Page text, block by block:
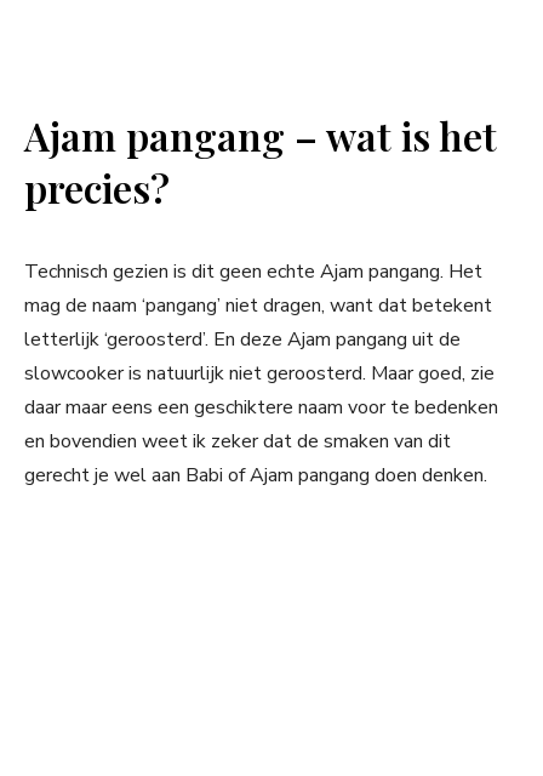
Ajam pangang – wat is het
precies?
Technisch gezien is dit geen echte Ajam pangang. Het
mag de naam ‘pangang’ niet dragen, want dat betekent
letterlijk ‘geroosterd’. En deze Ajam pangang uit de
slowcooker is natuurlijk niet geroosterd. Maar goed, zie
daar maar eens een geschiktere naam voor te bedenken
en bovendien weet ik zeker dat de smaken van dit
gerecht je wel aan Babi of Ajam pangang doen denken.